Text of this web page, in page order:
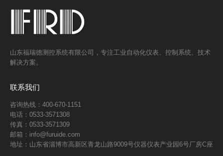
山东福瑞德测控系统有限公司，专注工业自动化仪表、控制系统、技术
解决方案。
联系我们
咨询热线：400-670-1151
电话：0533-3571308
传真：0533-3571309
邮箱：info@furuide.com
地址：山东省淄博市高新区青龙山路9009号仪器仪表产业园6号厂房C座